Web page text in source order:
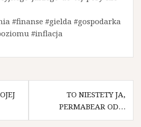
#finanse #gielda #gospodarka
#inflacja
TO NIESTETY JA,
PERMABEAR OD…